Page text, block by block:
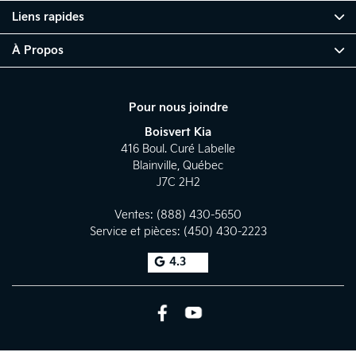
Pour nous joindre
Boisvert Kia
416 Boul. Curé Labelle
Blainville, Québec
J7C 2H2
Ventes: (888) 430-5650
Service et pièces: (450) 430-2223
4.3
Liens rapides
À Propos